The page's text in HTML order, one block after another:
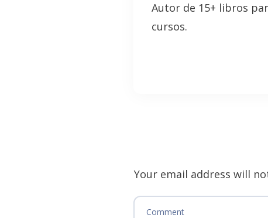
Autor de 15+ libros
cursos.
Your email address will